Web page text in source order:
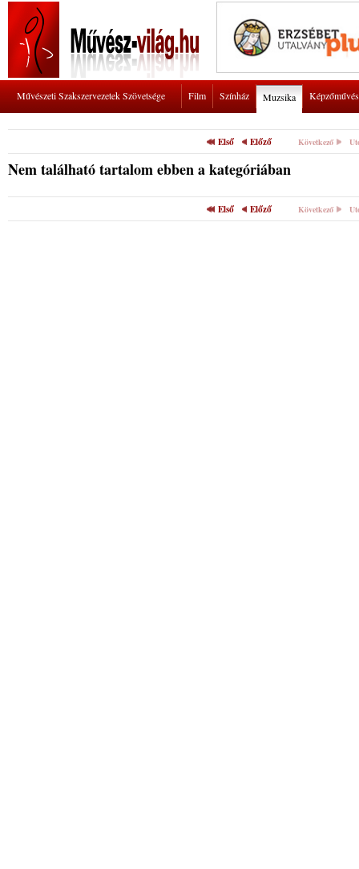
Művészeti Szakszervezetek Szövetsége Film Színház Muzsika
Első Előző Következő
Nem található tartalom ebben a kategóriában
Első Előző Következő